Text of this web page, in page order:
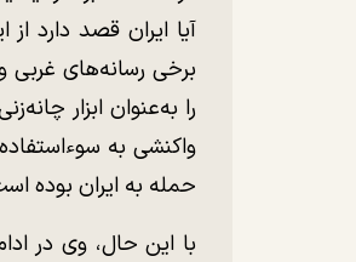
آیا ایران قصد دارد
برخی رسانه‌های غربی
را به‌عنوان ابزار
واکنشی به
حمله به ایران بوده
با این حال، وی در